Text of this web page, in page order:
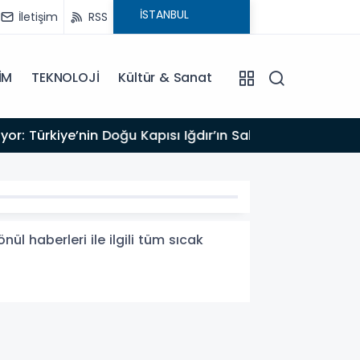
İletişim RSS
TEKNOLOJİ Kültür & Sanat
haberleri ile ilgili tüm sıcak